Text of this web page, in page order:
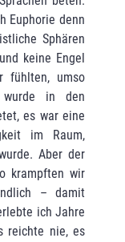
Euphorie denn
Sphären
keine Engel
fühlten, umso
in den
es war eine
im Raum,
Aber der
krampften wir
– damit
ich Jahre
reichte nie, es